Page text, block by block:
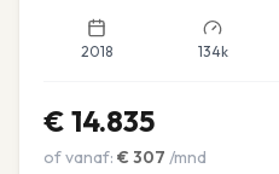
2018 134k
€ 14.835
of vanaf: € 307 /mnd